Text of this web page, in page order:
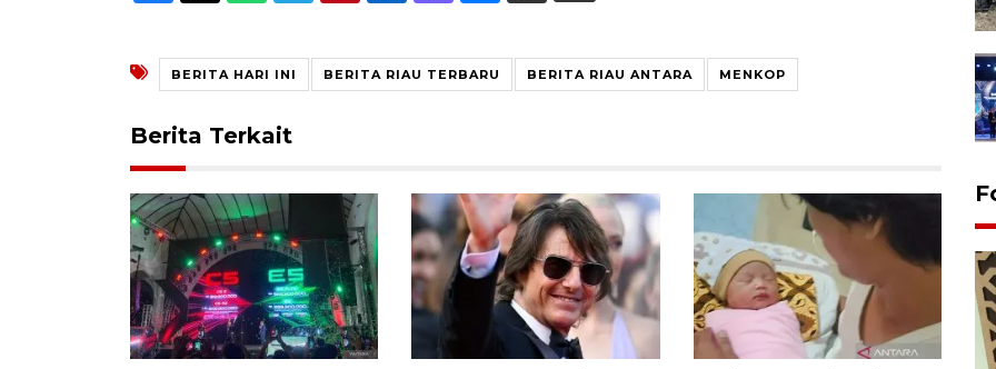
BERITA HARI INI BERITA RIAU TERBARU BERITA RIAU ANTARA MENKOP
Berita Terkait